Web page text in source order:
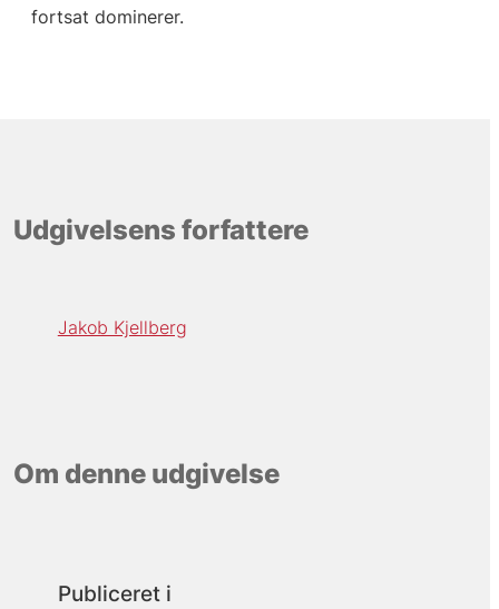
fortsat dominerer.
Udgivelsens forfattere
Jakob Kjellberg
Om denne udgivelse
Publiceret i